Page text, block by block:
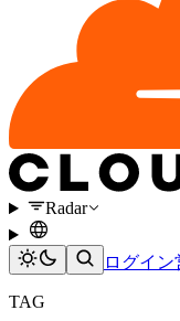
Radar
ログイン
TAG